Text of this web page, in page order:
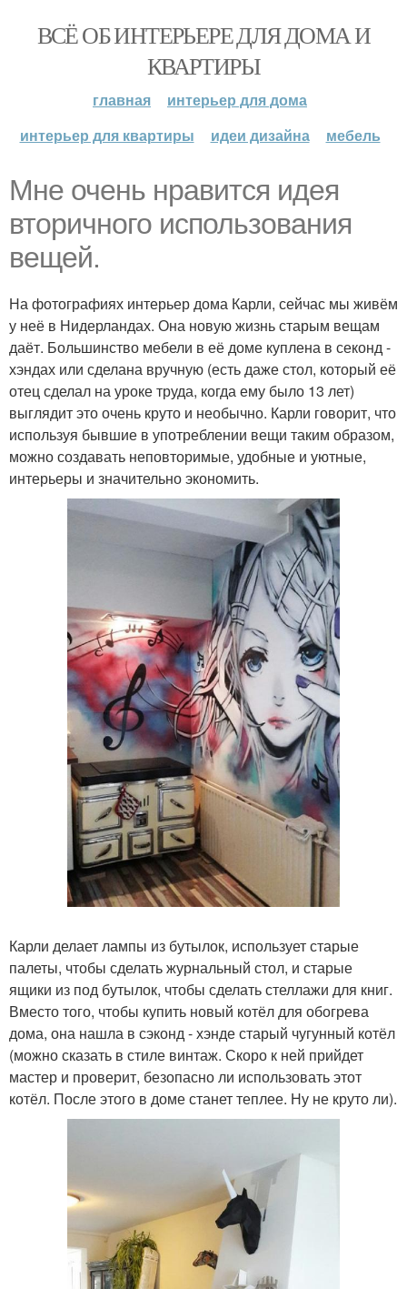
ВСЁ ОБ ИНТЕРЬЕРЕ ДЛЯ ДОМА И
КВАРТИРЫ
главная
интерьер для дома
интерьер для квартиры
идеи дизайна мебель
Мне очень нравится идея
вторичного использования
вещей.
На фотографиях интерьер дома Карли, сейчас мы живём
у неё в Нидерландах. Она новую жизнь старым вещам
даёт. Большинство мебели в её доме куплена в секонд -
хэндах или сделана вручную (есть даже стол, который её
отец сделал на уроке труда, когда ему было 13 лет)
выглядит это очень круто и необычно. Карли говорит, что
используя бывшие в употреблении вещи таким образом,
можно создавать неповторимые, удобные и уютные,
интерьеры и значительно экономить.
Карли делает лампы из бутылок, использует старые
палеты, чтобы сделать журнальный стол, и старые
ящики из под бутылок, чтобы сделать стеллажи для книг.
Вместо того, чтобы купить новый котёл для обогрева
дома, она нашла в сэконд - хэнде старый чугунный котёл
(можно сказать в стиле винтаж. Скоро к ней прийдет
мастер и проверит, безопасно ли использовать этот
котёл. После этого в доме станет теплее. Ну не круто ли).